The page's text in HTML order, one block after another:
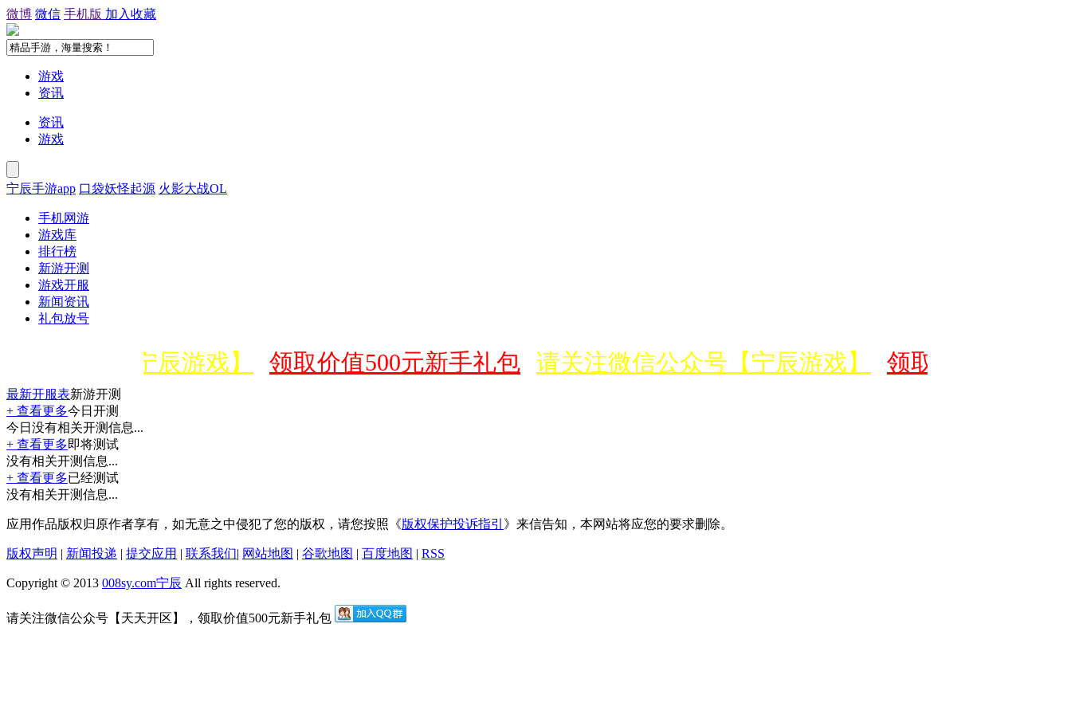
微博 微信 手机版 加入收藏
游戏
资讯
资讯
游戏
宁辰手游app 口袋妖怪起源 火影大战OL
手机网游
游戏库
排行榜
新游开测
游戏开服
新闻资讯
礼包放号
公众号【宁辰游戏】 领取价值500元新手礼包 请关注微信公众号【宁辰游戏】 领取价值500元新
最新开服表新游开测
+ 查看更多今日开测
今日没有相关开测信息...
+ 查看更多即将测试
没有相关开测信息...
+ 查看更多已经测试
没有相关开测信息...
应用作品版权归原作者享有，如无意之中侵犯了您的版权，请您按照《版权保护投诉指引 》来信告知，本网站将应您的要求删除。
版权声明 | 新闻投递 | 提交应用 | 联系我们| 网站地图 | 谷歌地图 | 百度地图 | RSS
Copyright © 2013 008sy.com宁辰 All rights reserved.
请关注微信公众号【天天开区】，领取价值500元新手礼包